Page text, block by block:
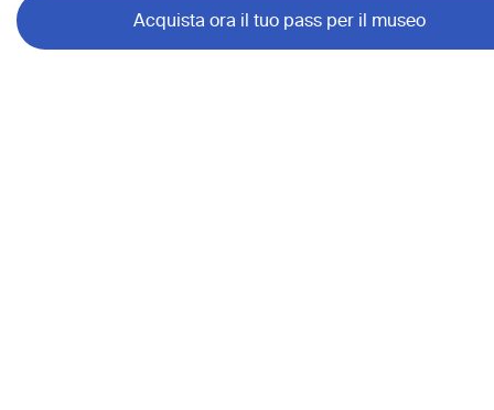
Acquista ora il tuo pass per il museo